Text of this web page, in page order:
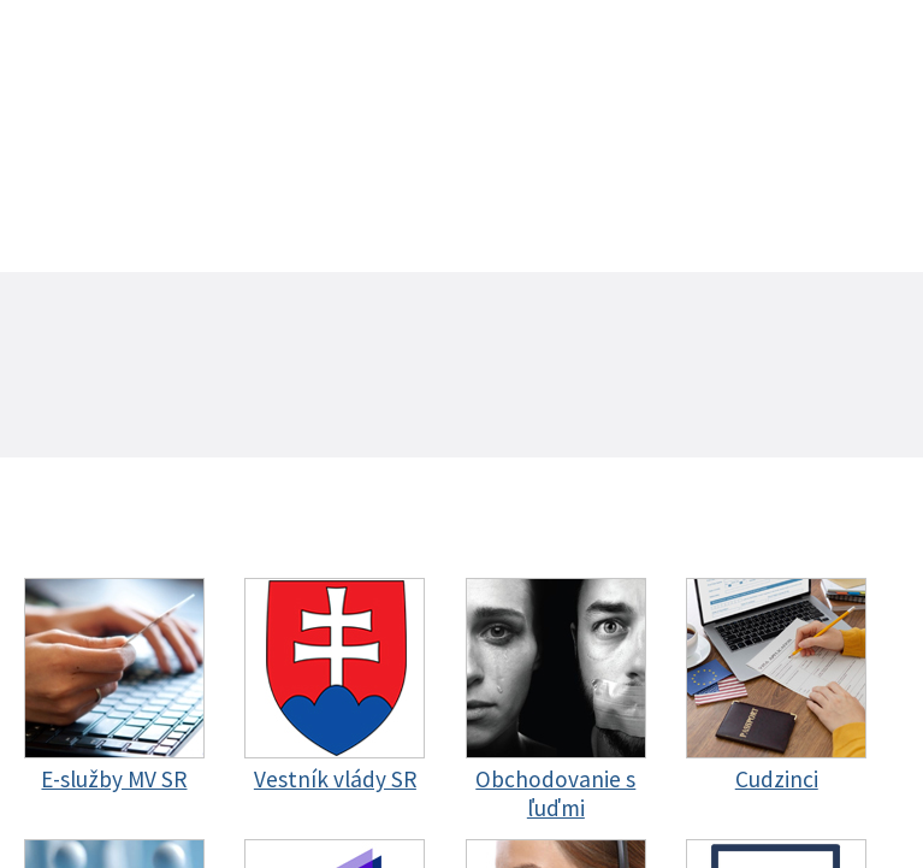
E-služby MV SR Vestník vlády SR
Obchodovanie s
ľuďmi
Cudzinci